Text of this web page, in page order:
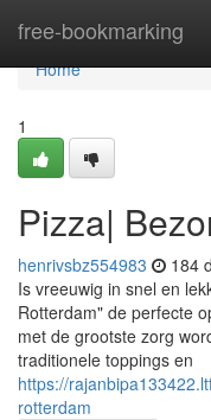
free-bookmarking
Home
Home
1
Pizza|
henrivsbz554983 184
Is vreeuwig in snel en
Rotterdam" de perfecte
met de grootste zorg
traditionele toppings en
https://
rotterdam